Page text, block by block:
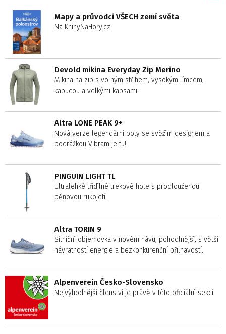
Mapy a průvodci VŠECH zemí světa
Na KnihyNaHory.cz
Devold mikina Everyday Zip Merino
Mikina na zip s volným střihem, vysokým límcem,
kapucou a velkými kapsami.
Altra LONE PEAK 9+
Nová verze legendární boty se svěžím designem a
podrážkou Vibram je tu!
PINGUIN LIGHT TL
Ultralehké třídílné trekové hole s prodlouženou
pěnovou rukojetí.
Altra TORIN 9
Silniční objemovka v novém hávu, pohodlnější, s větší
návratností energie a bezkonkurenční přilnavostí.
Alpenverein Česko-Slovensko
Nejvýhodnější členství je právě v této oficiální sekci